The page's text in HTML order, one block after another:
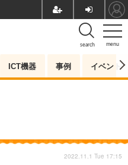
menu
search
ICT機器 事例 イベント
2022.11.1 Tue 17:15